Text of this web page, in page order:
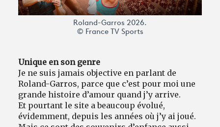
Roland-Garros 2026.
© France TV Sports
Unique en son genre
Je ne suis jamais objective en parlant de
Roland-Garros, parce que c’est pour moi une
grande histoire d’amour quand j’y arrive.
Et pourtant le site a beaucoup évolué,
évidemment, depuis les années où j’y ai joué.